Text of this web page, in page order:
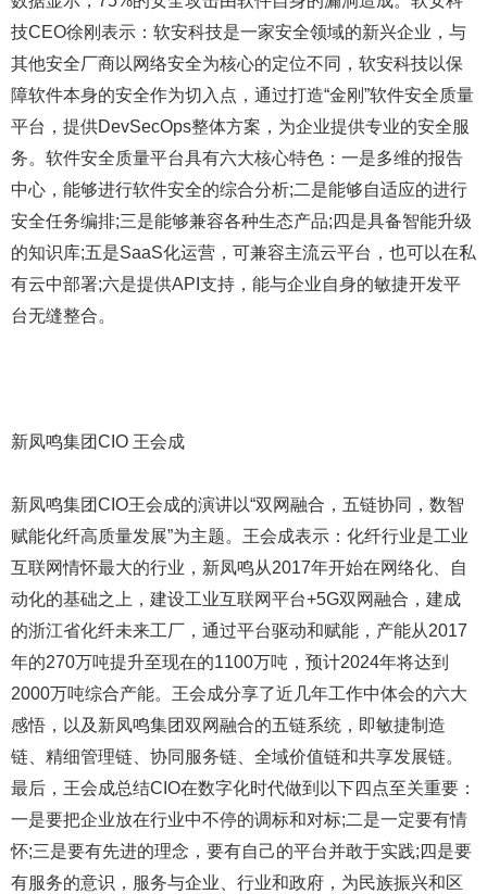
技CEO徐刚表示：软安科技是一家安全领域的新兴企业，与
其他安全厂商以网络安全为核心的定位不同，软安科技以保
障软件本身的安全作为切入点，通过打造“金刚”软件安全质量
平台，提供DevSecOps整体方案，为企业提供专业的安全服
务。软件安全质量平台具有六大核心特色：一是多维的报告
中心，能够进行软件安全的综合分析;二是能够自适应的进行
安全任务编排;三是能够兼容各种生态产品;四是具备智能升级
的知识库;五是SaaS化运营，可兼容主流云平台，也可以在私
有云中部署;六是提供API支持，能与企业自身的敏捷开发平
台无缝整合。
新凤鸣集团CIO 王会成
新凤鸣集团CIO王会成的演讲以“双网融合，五链协同，数智
赋能化纤高质量发展”为主题。王会成表示：化纤行业是工业
互联网情怀最大的行业，新凤鸣从2017年开始在网络化、自
动化的基础之上，建设工业互联网平台+5G双网融合，建成
的浙江省化纤未来工厂，通过平台驱动和赋能，产能从2017
年的270万吨提升至现在的1100万吨，预计2024年将达到
2000万吨综合产能。王会成分享了近几年工作中体会的六大
感悟，以及新凤鸣集团双网融合的五链系统，即敏捷制造
链、精细管理链、协同服务链、全域价值链和共享发展链。
最后，王会成总结CIO在数字化时代做到以下四点至关重要：
一是要把企业放在行业中不停的调标和对标;二是一定要有情
怀;三是要有先进的理念，要有自己的平台并敢于实践;四是要
有服务的意识，服务与企业、行业和政府，为民族振兴和区